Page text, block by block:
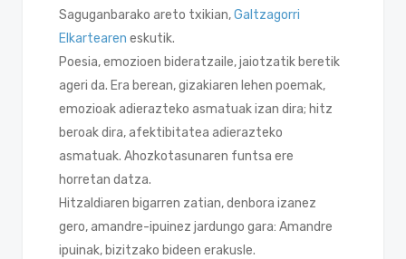
Saguganbarako areto txikian,Galtzagorri
Elkartearen eskutik.
Poesia, emozioen bideratzaile, jaiotzatik beretik
ageri da. Era berean, gizakiaren lehen poemak,
emozioak adierazteko asmatuak izan dira; hitz
beroak dira, afektibitatea adierazteko
asmatuak. Ahozkotasunaren funtsa ere
horretan datza.
Hitzaldiaren bigarren zatian, denbora izanez
gero, amandre-ipuinez jardungo gara: Amandre
ipuinak, bizitzako bideen erakusle.